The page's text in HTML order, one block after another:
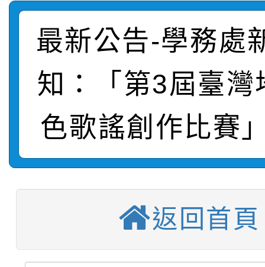
動辦法」
轉知臺中市政府政風處
城市手牽手，綠能透明
畫影片一案
轉知：「115學年度全
劇比賽實施要點」及修
表
轉知：桃園市115年度
敬師藝文競賽』實施計
【甄選結果(第11招)】
學年度第1學期第7次代
結果(第11招)
【甄選結果(第3招)】
學年度第1學期第9次代
結果(第3招)
【甄選結果(第4招)】
學年度第1學期第9次
結果(第4招)
【甄選結果(第12招)】
學年度第1學期第7次代
轉知：桃園市115學年
最新公告-學務處
知：「第3屆臺灣
色歌謠創作比賽
返回首頁